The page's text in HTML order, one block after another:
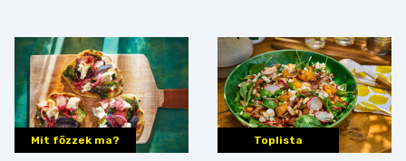
érdemes enni mellé?
Mit főzzek ma? Toplista